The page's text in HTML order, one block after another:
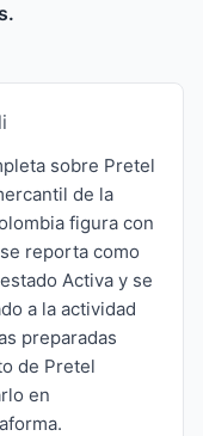
sobre Pretel
de la
figura con
reporta como
Activa y se
a la actividad
preparadas
de Pretel
en